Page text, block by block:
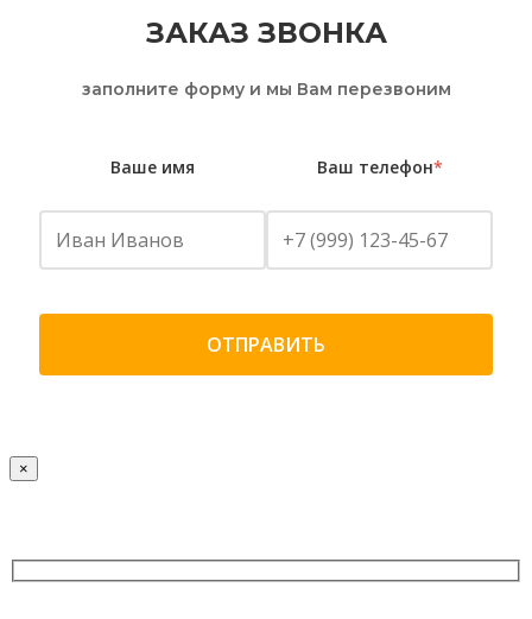
ЗАКАЗ ЗВОНКА
заполните форму и мы Вам перезвоним
Ваше имя Ваш телефон*
×